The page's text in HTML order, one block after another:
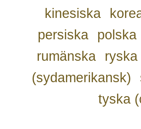
kinesiska
persiska
polska
rumänska
ryska
(sydamerikansk)
tyska